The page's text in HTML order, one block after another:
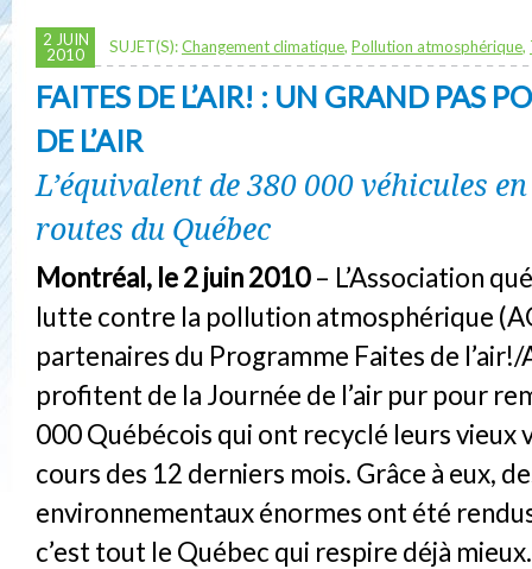
2 JUIN
2010
SUJET(S):Changement climatique, Pollution atmosphérique,
FAITES DE L’AIR! : UN GRAND PAS
DE L’AIR
L’équivalent de 380 000 véhicules
routes du Québec
Montréal, le 2 juin 2010– L’Association
lutte contre la pollution atmosphérique
partenaires du Programme Faites de l’air!/
profitent de la Journée de l’air pur pour
000 Québécois qui ont recyclé leurs vieux
cours des 12 derniers mois. Grâce à eux,
environnementaux énormes ont été
c’est tout le Québec qui respire déjà mieux.